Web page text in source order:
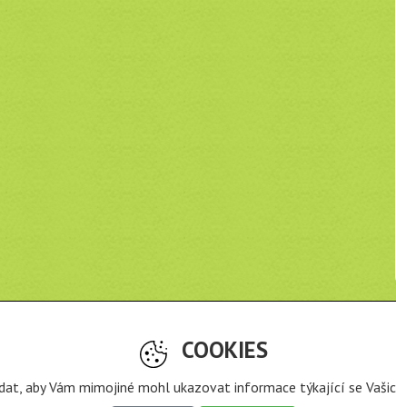
stažení
COOKIES
aby Vám mimojiné mohl ukazovat informace týkající se